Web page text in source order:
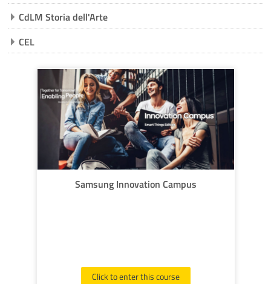
CdLM Storia dell'Arte
CEL
Samsung Innovation Campus
Click to enter this course